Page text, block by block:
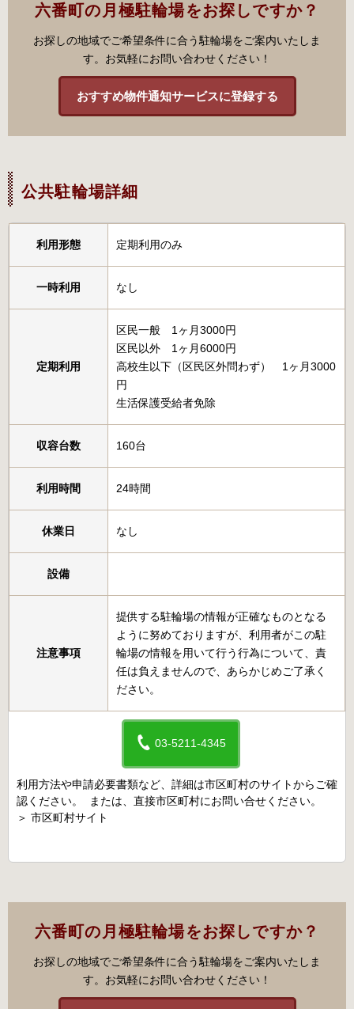
六番町の月極駐輪場をお探しですか？
お探しの地域でご希望条件に合う駐輪場をご案内いたしま
す。お気軽にお問い合わせください！
おすすめ物件通知サービスに登録する
公共駐輪場詳細
利用形態 定期利用のみ
一時利用 なし
定期利用
区民一般 1ヶ月3000円
区民以外 1ヶ月6000円
高校生以下（区民区外問わず） 1ヶ月3000
円
生活保護受給者免除
収容台数 160台
利用時間 24時間
休業日 なし
設備
注意事項
提供する駐輪場の情報が正確なものとなる
ように努めておりますが、利用者がこの駐
輪場の情報を用いて行う行為について、責
任は負えませんので、あらかじめご了承く
ださい。
03-5211-4345
利用方法や申請必要書類など、詳細は市区町村のサイトからご確
認ください。 または、直接市区町村にお問い合せください。
＞ 市区町村サイト
六番町の月極駐輪場をお探しですか？
お探しの地域でご希望条件に合う駐輪場をご案内いたしま
す。お気軽にお問い合わせください！